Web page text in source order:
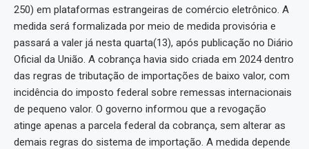
250) em plataformas estrangeiras de comércio eletrônico. A
medida será formalizada por meio de medida provisória e
passará a valer já nesta quarta(13), após publicação no Diário
Oficial da União. A cobrança havia sido criada em 2024 dentro
das regras de tributação de importações de baixo valor, com
incidência do imposto federal sobre remessas internacionais
de pequeno valor. O governo informou que a revogação
atinge apenas a parcela federal da cobrança, sem alterar as
demais regras do sistema de importação. A medida depende